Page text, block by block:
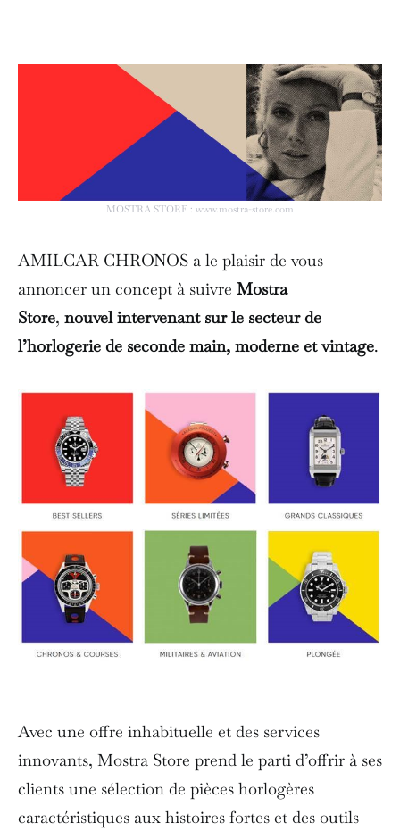
MOSTRA STORE : www.mostra-store.com
AMILCAR CHRONOS a le plaisir de vous
annoncer un concept à suivre Mostra
Store, nouvel intervenant sur le secteur de
l’horlogerie de seconde main, moderne et vintage.
Avec une offre inhabituelle et des services
innovants, Mostra Store prend le parti d’offrir à ses
clients une sélection de pièces horlogères
caractéristiques aux histoires fortes et des outils